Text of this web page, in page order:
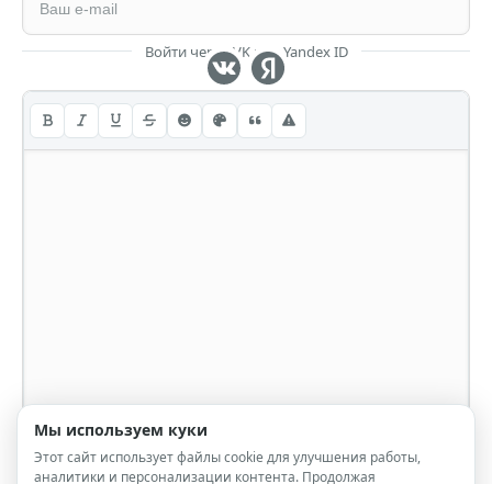
Войти через VK или Yandex ID
Мы используем куки
Этот сайт использует файлы cookie для улучшения работы,
аналитики и персонализации контента. Продолжая